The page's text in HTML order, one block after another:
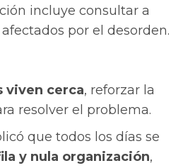
incluye consultar a
por el desorden.
viven cerca, reforzar la
resolver el problema.
que todos los días se
y nula organización,